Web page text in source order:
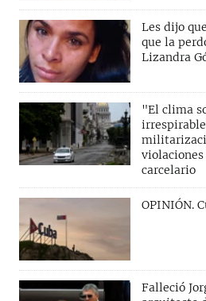
Les dijo
que la
Lizandra
"El clima
carcelario
OPINIÓN.
Falleció